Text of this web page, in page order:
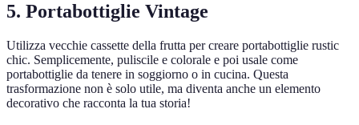
5. Portabottiglie Vintage
Utilizza vecchie cassette della frutta per creare portabottiglie rustic
chic. Semplicemente, puliscile e colorale e poi usale come
portabottiglie da tenere in soggiorno o in cucina. Questa
trasformazione non è solo utile, ma diventa anche un elemento
decorativo che racconta la tua storia!